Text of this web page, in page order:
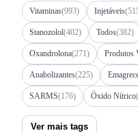
Vitaminas(993) Injetáveis
Stanozolol(402) Todos(382)
Oxandrolona(271) Produtos
Anabolizantes(225)
SARMS(176) Óxido Nítrico
Ver mais tags